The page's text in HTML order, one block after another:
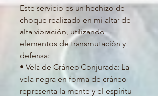
Este servicio es un hechizo de
choque realizado en mi altar de
alta vibración, utilizando
elementos de transmutación y
defensa:
• Vela de Cráneo Conjurada: La
vela negra en forma de cráneo
representa la mente y el espíritu